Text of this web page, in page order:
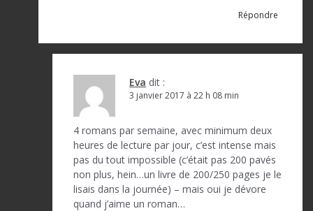
Répondre
Eva dit :
3 janvier 2017 à 22 h 08 min
4 romans par semaine, avec minimum deux
heures de lecture par jour, c’est intense mais
pas du tout impossible (c’était pas 200 pavés
non plus, hein…un livre de 200/250 pages je le
lisais dans la journée) – mais oui je dévore
quand j’aime un roman…